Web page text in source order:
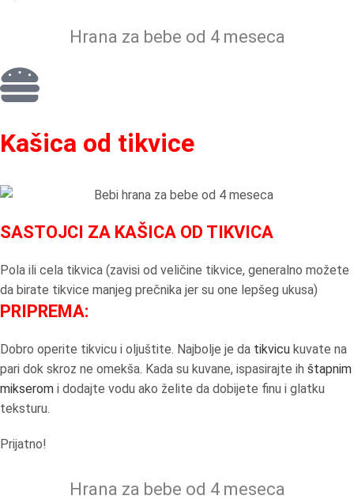
Hrana za bebe od 4 meseca
Kašica od tikvice
SASTOJCI ZA KAŠICA OD TIKVICA
Pola ili cela tikvica (zavisi od veličine tikvice, generalno možete
da birate tikvice manjeg prečnika jer su one lepšeg ukusa)
PRIPREMA:
Dobro operite tikvicu i oljuštite. Najbolje je da tikvicu kuvate na
pari dok skroz ne omekša. Kada su kuvane, ispasirajte ih štapnim
mikserom i dodajte vodu ako želite da dobijete finu i glatku
teksturu.
Prijatno!
Hrana za bebe od 4 meseca